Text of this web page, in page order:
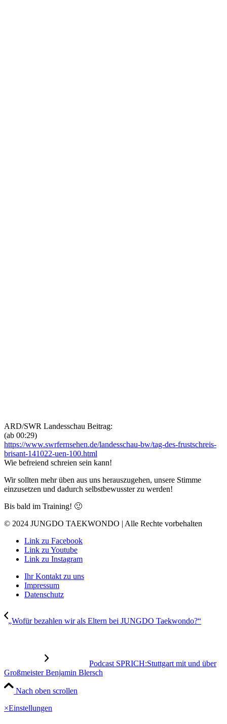
ARD/SWR Landesschau Beitrag:
(ab 00:29)
https://www.swrfernsehen.de/landesschau-bw/tag-des-frustschreis-
brisant-141022-uen-100.html
Wie befreiend schreien sein kann!
Wir sollten mehr üben aus uns herauszugehen, unsere Stimme
einzusetzen und dadurch selbstbewusster zu werden!
Bis bald im Training! 🙂
© 2024 JUNGDO TAEKWONDO | Alle Rechte vorbehalten
Link zu Facebook
Link zu Youtube
Link zu Instagram
Ihr Kontakt zu uns
Impressum
Datenschutz
„Wofür bezahlen wir als Eltern bei JUNGDO Taekwondo?“
Podcast SPRICH:Stuttgart mit und über
Großmeister Benjamin Blersch
Nach oben scrollen
×Einstellungen